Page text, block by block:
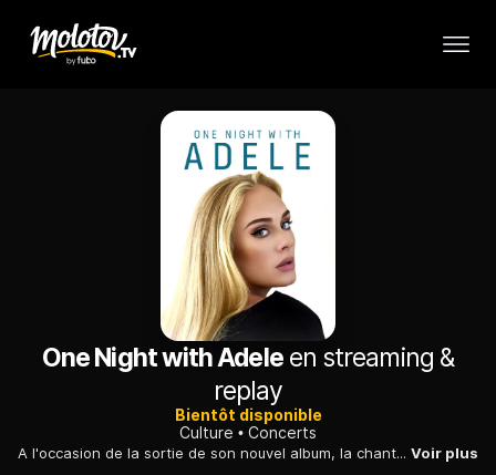
One Night with Adeleen streaming &
replay
Bientôt disponible
Culture
Concerts
A l'occasion de la sortie de son nouvel album, la chanteuse Adele se livre à une performance live composée de ses plus grands succès et de titres inédits de son dernier disque très attendu par les fans. Une interview exclusive par Oprah Winfrey depuis sa roseraie complète le dispositif de cette émission spéciale. Voir plus